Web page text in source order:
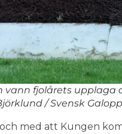
vann fjolårets
/ Svensk Galopp
med att Kungen